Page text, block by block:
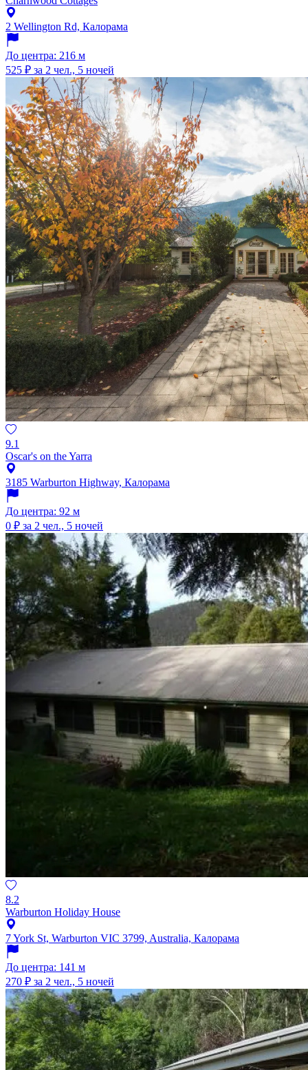
2 Wellington Rd, Калорама
До центра: 216 м
525 ₽ за 2 чел., 5 ночей
9.1
Oscar's on the Yarra
3185 Warburton Highway, Калорама
До центра: 92 м
0 ₽ за 2 чел., 5 ночей
8.2
Warburton Holiday House
7 York St, Warburton VIC 3799, Australia, Калорама
До центра: 141 м
270 ₽ за 2 чел., 5 ночей